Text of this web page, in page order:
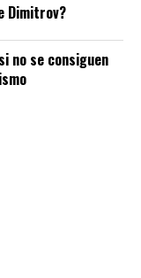
Dimitrov?
no se consiguen